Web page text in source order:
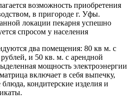
возможность приобретения
в пригороде г. Уфы.
локации пекарня успешно
спросом у населения
два помещения: 80 кв м. с
и 50 кв. м. с арендной
мощность электроэнергии
включает в себя выпечку,
кондитерские изделия и